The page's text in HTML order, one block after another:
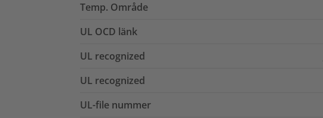
Temp. Område
UL OCD länk
UL recognized
UL recognized
UL-file nummer